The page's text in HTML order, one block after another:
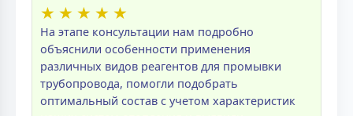
★ ★ ★ ★ ★
На этапе консультации нам подробно
объяснили особенности применения
различных видов реагентов для промывки
трубопровода, помогли подобрать
оптимальный состав с учетом характеристик